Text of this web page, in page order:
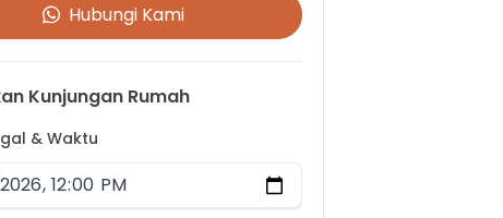
Hubungi Kami
Kunjungan Rumah
& Waktu